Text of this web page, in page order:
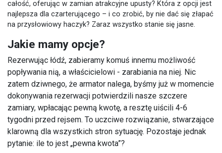
całość, oferując w zamian atrakcyjne upusty? Która z opcji jest
najlepsza dla czarterującego – i co zrobić, by nie dać się złapać
na przysłowiowy haczyk? Zaraz wszystko stanie się jasne.
Jakie mamy opcje?
Rezerwując łódź, zabieramy komuś innemu możliwość
popływania nią, a właścicielowi - zarabiania na niej. Nic
zatem dziwnego, że armator nalega, byśmy już w momencie
dokonywania rezerwacji potwierdzili nasze szczere
zamiary, wpłacając pewną kwotę, a resztę uiścili 4-6
tygodni przed rejsem. To uczciwe rozwiązanie, stwarzające
klarowną dla wszystkich stron sytuację. Pozostaje jednak
pytanie: ile to jest „pewna kwota”?